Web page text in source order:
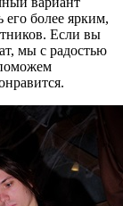
его более ярким,
Если вы
мы с радостью